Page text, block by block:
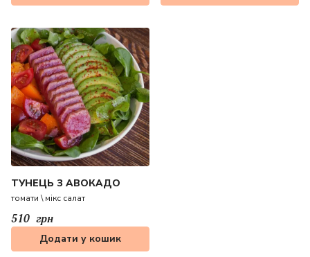
ТУНЕЦЬ З АВОКАДО
томати \ мікс салат
Додати у кошик
510 грн